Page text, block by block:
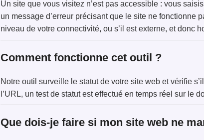
Un site que vous visitez n’est pas accessible : vous
un message d’erreur précisant que le site ne fonctionne
niveau de votre connectivité, ou s’il est externe, et donc
Comment fonctionne cet outil ?
Notre outil surveille le statut de votre site web et vérifie
l’URL, un test de statut est effectué en temps réel sur le
Que dois-je faire si mon site web ne